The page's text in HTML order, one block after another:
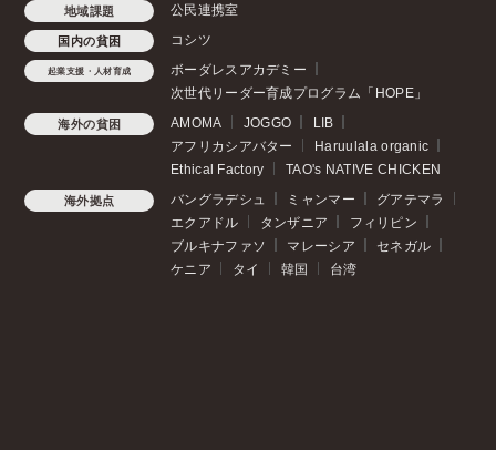
地域課題 公民連携室
国内の貧困 コシツ
起業支援・人材育成
ボーダレスアカデミー
次世代リーダー育成プログラム「HOPE」
海外の貧困 AMOMA JOGGO
LIB
アフリカシアバター
Haruulala organic
Ethical Factory
TAO's NATIVE CHICKEN
海外拠点 バングラデシュ ミャンマー
グアテマラ
エクアドル
タンザニア
フィリピン
ブルキナファソ
マレーシア
セネガル
ケニア
タイ 韓国 台湾